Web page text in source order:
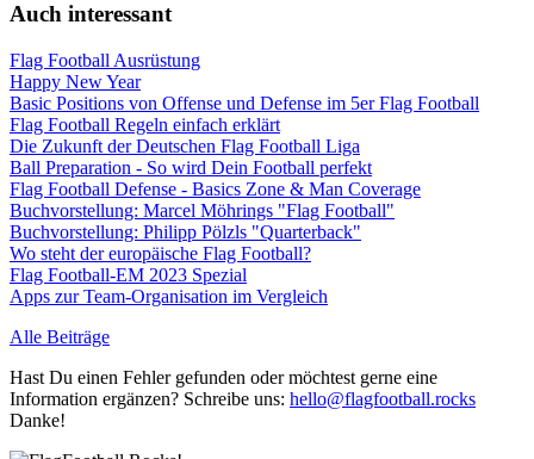
Auch interessant
Flag Football Ausrüstung
Happy New Year
Basic Positions von Offense und Defense im 5er Flag Football
Flag Football Regeln einfach erklärt
Die Zukunft der Deutschen Flag Football Liga
Ball Preparation - So wird Dein Football perfekt
Flag Football Defense - Basics Zone & Man Coverage
Buchvorstellung: Marcel Möhrings "Flag Football"
Buchvorstellung: Philipp Pölzls "Quarterback"
Wo steht der europäische Flag Football?
Flag Football-EM 2023 Spezial
Apps zur Team-Organisation im Vergleich
Alle Beiträge
Hast Du einen Fehler gefunden oder möchtest gerne eine
Information ergänzen? Schreibe uns: hello@flagfootball.rocks
Danke!